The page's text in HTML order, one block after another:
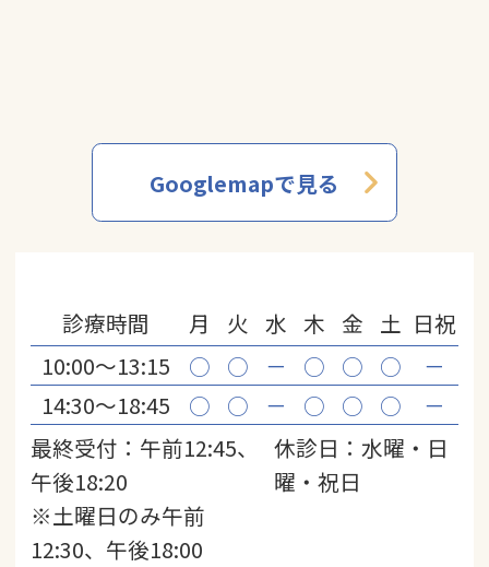
Googlemapで見る
最終受付：午前12:45、
午後18:20
※土曜日のみ午前
12:30、午後18:00
休診日：水曜・日
曜・祝日
診療時間 月 火 水 木 金 土 日祝
10:00〜13:15
○ ○ － ○ ○ ○
－
14:30〜18:45
○ ○ － ○ ○ ○ －